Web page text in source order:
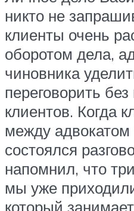
никто не
клиенты очень
оборотом дела,
чиновника
переговорить
клиентов. Когда
между
состоялся
напомнил, что
мы уже
который